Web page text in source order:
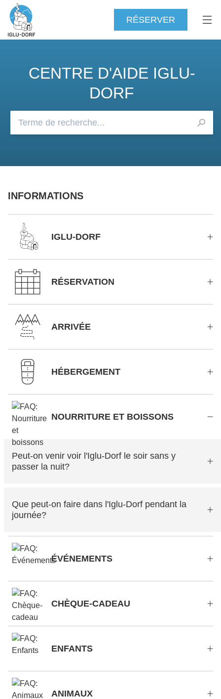
RÉSERVER
CENTRE D'AIDE IGLU-
DORF
INFORMATIONS
IGLU-DORF
RÉSERVATION
ARRIVÉE
HÉBERGEMENT
NOURRITURE ET BOISSONS
Peut-on venir voir l'Iglu-Dorf le soir sans y
passer la nuit?
Que peut-on faire dans l'Iglu-Dorf pendant la
journée?
ÉVÉNEMENTS
CHÈQUE-CADEAU
ENFANTS
ANIMAUX